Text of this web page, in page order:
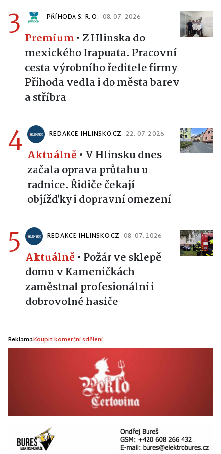
3 PŘÍHODA S. R. O. 08. 07. 2026
Premium • Z Hlinska do
mexického Irapuata. Pracovní
cesta výrobního ředitele firmy
Příhoda vedla i do města barev
a stříbra
4 REDAKCE IHLINSKO.CZ 22. 07. 2026
Aktuálně • V Hlinsku dnes
začala oprava průtahu u
radnice. Řidiče čekají
objížďky i dopravní omezení
5 REDAKCE IHLINSKO.CZ 08. 07. 2026
Aktuálně • Požár ve sklepě
domu v Kameničkách
zaměstnal profesionální i
dobrovolné hasiče
ReklamaKoupit komerční sdělení